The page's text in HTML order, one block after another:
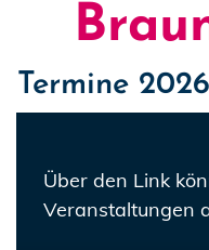
Termine 2026
Über den Link
Veranstaltungen